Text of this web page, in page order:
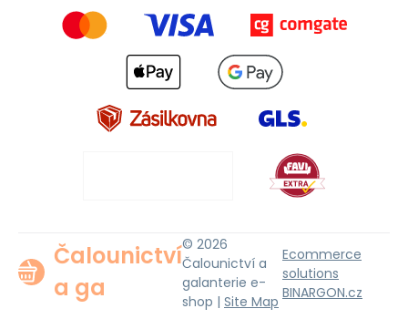
Čalounictví
a ga
© 2026
Čalounictví a
galanterie e-
shop | Site Map
Ecommerce
solutions
BINARGON.cz